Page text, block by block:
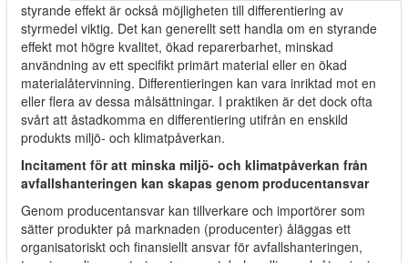
styrande effekt är också möjligheten till differentiering av
styrmedel viktig. Det kan generellt sett handla om en styrande
effekt mot högre kvalitet, ökad reparerbarhet, minskad
användning av ett specifikt primärt material eller en ökad
materialåtervinning. Differentieringen kan vara inriktad mot en
eller flera av dessa målsättningar. I praktiken är det dock ofta
svårt att åstadkomma en differentiering utifrån en enskild
produkts miljö- och klimatpåverkan.
Incitament för att minska miljö- och klimatpåverkan från
avfallshanteringen kan skapas genom producentansvar
Genom producentansvar kan tillverkare och importörer som
sätter produkter på marknaden (producenter) åläggas ett
organisatoriskt och finansiellt ansvar för avfallshanteringen,